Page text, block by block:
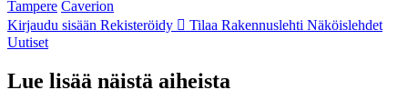
Tampere Caverion
Kirjaudu sisään Rekisteröidy Tilaa Rakennuslehti Näköislehdet
Uutiset
Lue lisää näistä aiheista